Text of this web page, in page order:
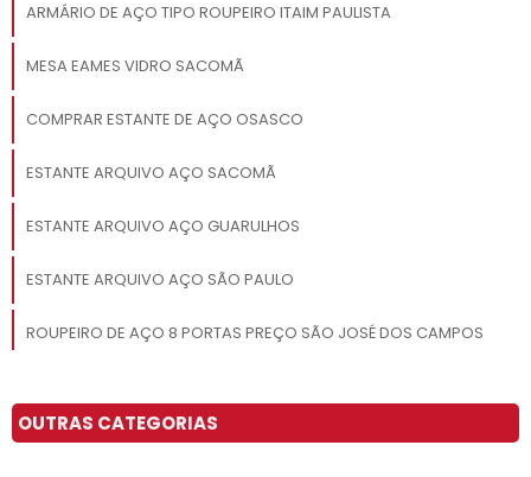
ARMÁRIO DE AÇO TIPO ROUPEIRO ITAIM PAULISTA
MESA EAMES VIDRO SACOMÃ
COMPRAR ESTANTE DE AÇO OSASCO
ESTANTE ARQUIVO AÇO SACOMÃ
ESTANTE ARQUIVO AÇO GUARULHOS
ESTANTE ARQUIVO AÇO SÃO PAULO
ROUPEIRO DE AÇO 8 PORTAS PREÇO SÃO JOSÉ DOS CAMPOS
ARMÁRIO DE AÇO GUARDA VOLUME OSASCO
OUTRAS CATEGORIAS